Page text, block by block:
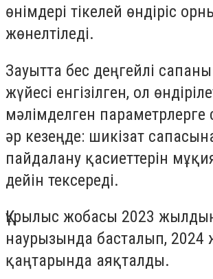
өнімдері тікелей өндіріс
жөнелтіледі.
Зауытта бес деңгейлі
жүйесі енгізілген, ол
мәлімделген параметрлерге
әр кезеңде: шикізат
пайдалану қасиеттерін
дейін тексереді.
Құрылыс жобасы 2023
наурызында басталып,
қаңтарында аяқталды.